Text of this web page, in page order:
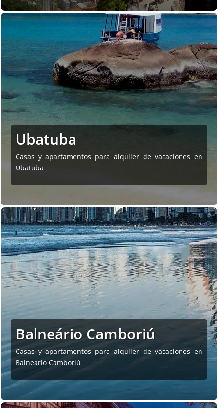
Ubatuba
Casas y apartamentos para alquiler de vacaciones en
Ubatuba
Balneário Camboriú
Casas y apartamentos para alquiler de vacaciones en
Balneário Camboriú